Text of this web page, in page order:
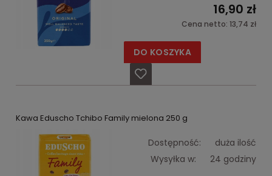
16,90 zł
Cena netto: 13,74 zł
DO KOSZYKA
Kawa Eduscho Tchibo Family mielona 250 g
Dostępność:
duża ilość
Wysyłka w:
24 godziny